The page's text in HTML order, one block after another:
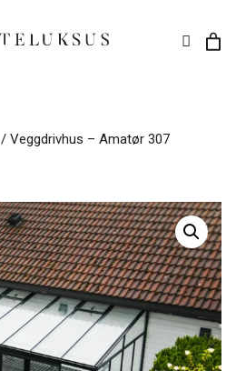
/ Veggdrivhus – Amatør 307